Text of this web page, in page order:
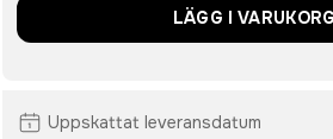
LÄGG I
Uppskattat leveransdatum